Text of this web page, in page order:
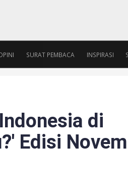
SURAT PEMBACA INSPIRASI
di
Edisi